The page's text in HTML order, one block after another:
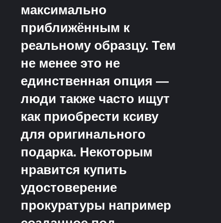
максимально
приближённым к
реальному образцу. Тем
не менее это не
единственная опция —
люди также часто ищут
как приобрести ксиву
для оригинального
подарка. Некоторым
нравится купить
удостоверение
прокуратуры например